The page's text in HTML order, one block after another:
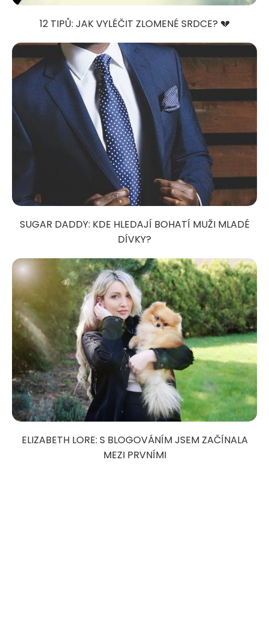
12 TIPŮ: JAK VYLÉČIT ZLOMENÉ SRDCE? 💔
SUGAR DADDY: KDE HLEDAJÍ BOHATÍ MUŽI MLADÉ
DÍVKY?
ELIZABETH LORE: S BLOGOVÁNÍM JSEM ZAČÍNALA
MEZI PRVNÍMI